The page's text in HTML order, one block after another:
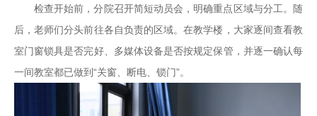
检查开始前，分院召开简短动员会，明确重点区域与分工。随
后，老师们分头前往各自负责的区域。在教学楼，大家逐间查看教
室门窗锁具是否完好、多媒体设备是否按规定保管，并逐一确认每
一间教室都已做到“关窗、断电、锁门”。